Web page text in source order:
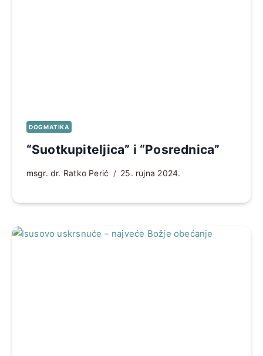
DOGMATIKA
“Suotkupiteljica” i “Posrednica”
msgr. dr. Ratko Perić 25. rujna 2024.